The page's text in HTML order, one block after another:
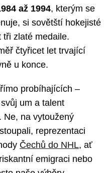
až 1994, kterým se
si sovětští hokejisté
tři zlaté medaile.
čtyřicet let trvající
u konce.
probíhajících –
um a talent
. Ne, na vytoužený
reprezentaci
Čechů do NHL, ať
emigraci nebo